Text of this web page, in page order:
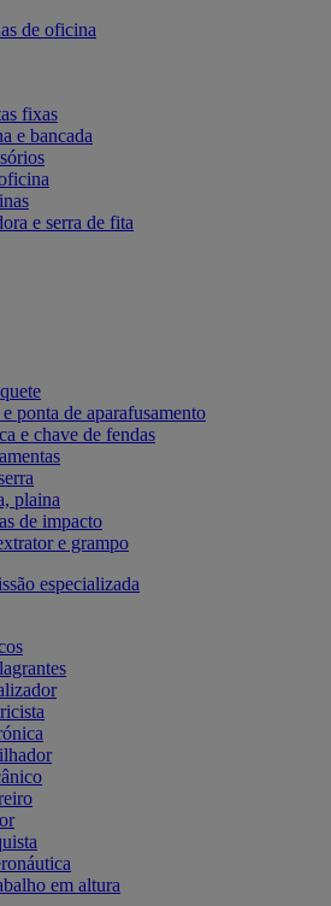
de oficina
fixas
e bancada
e serra de fita
ponta de aparafusamento
e chave de fendas
plaina
de impacto
e grampo
especializada
em altura